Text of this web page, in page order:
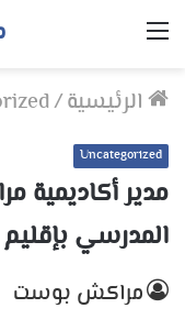
القائمة
الرئيسية/
Uncategorized
مدير
المدرسي
مراكش بوست